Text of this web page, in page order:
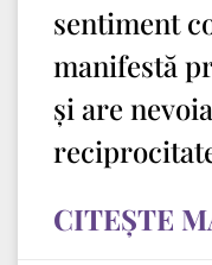
sentiment
manifestă
și are
CITEȘTE